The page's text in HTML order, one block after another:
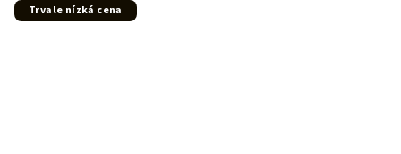
Trvale nízká cena